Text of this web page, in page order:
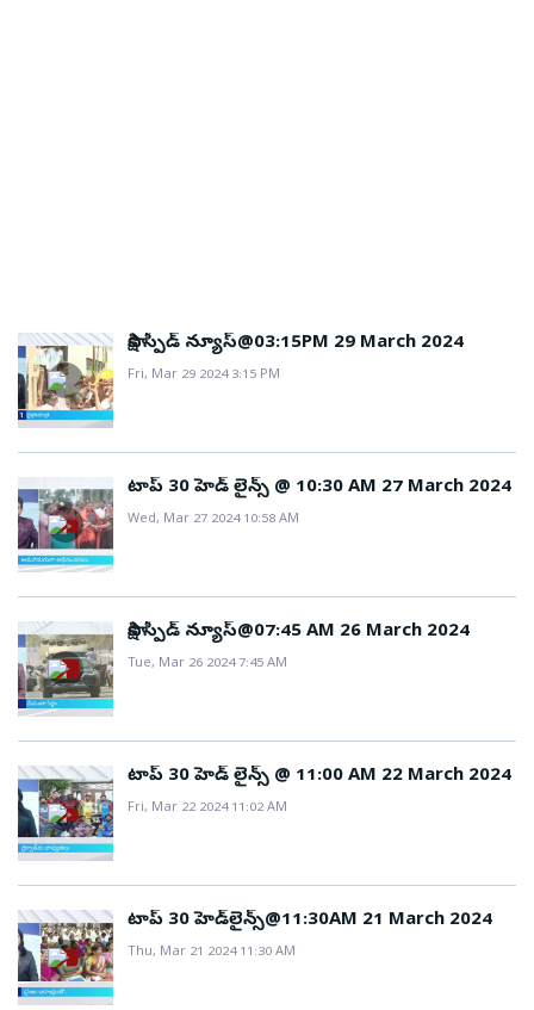
సాక్షి స్పీడ్ న్యూస్@03:15PM 29 March 2024
Fri, Mar 29 2024 3:15 PM
టాప్ 30 హెడ్ లైన్స్ @ 10:30 AM 27 March 2024
Wed, Mar 27 2024 10:58 AM
సాక్షి స్పీడ్ న్యూస్@07:45 AM 26 March 2024
Tue, Mar 26 2024 7:45 AM
టాప్ 30 హెడ్ లైన్స్ @ 11:00 AM 22 March 2024
Fri, Mar 22 2024 11:02 AM
టాప్ 30 హెడ్‌లైన్స్@11:30AM 21 March 2024
Thu, Mar 21 2024 11:30 AM